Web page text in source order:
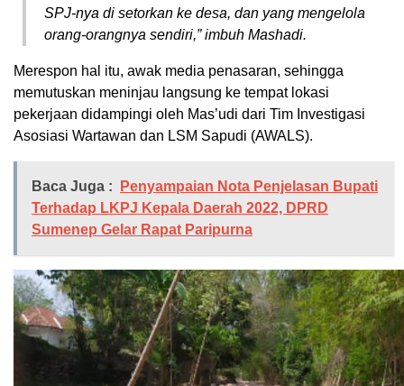
SPJ-nya di setorkan ke desa, dan yang mengelola
orang-orangnya sendiri,” imbuh Mashadi.
Merespon hal itu, awak media penasaran, sehingga
memutuskan meninjau langsung ke tempat lokasi
pekerjaan didampingi oleh Mas’udi dari Tim Investigasi
Asosiasi Wartawan dan LSM Sapudi (AWALS).
Baca Juga :
Penyampaian Nota Penjelasan Bupati
Terhadap LKPJ Kepala Daerah 2022, DPRD
Sumenep Gelar Rapat Paripurna